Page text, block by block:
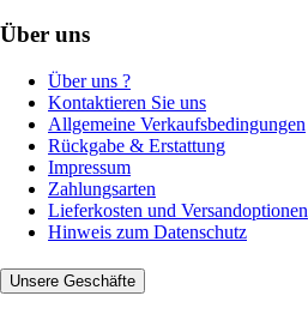
Über uns
Über uns ?
Kontaktieren Sie uns
Allgemeine Verkaufsbedingungen
Rückgabe & Erstattung
Impressum
Zahlungsarten
Lieferkosten und Versandoptionen
Hinweis zum Datenschutz
Unsere Geschäfte